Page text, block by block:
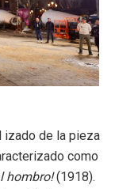
izado de la pieza
como
hombro!(1918).